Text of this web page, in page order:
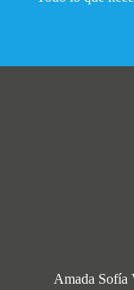
Amada Sofía